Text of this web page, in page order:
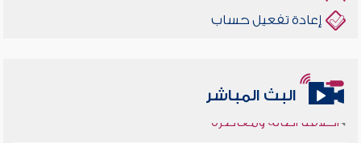
إعادة تفعيل حساب
البث المباشر
أخلاقنا أصالة ومعاصرة